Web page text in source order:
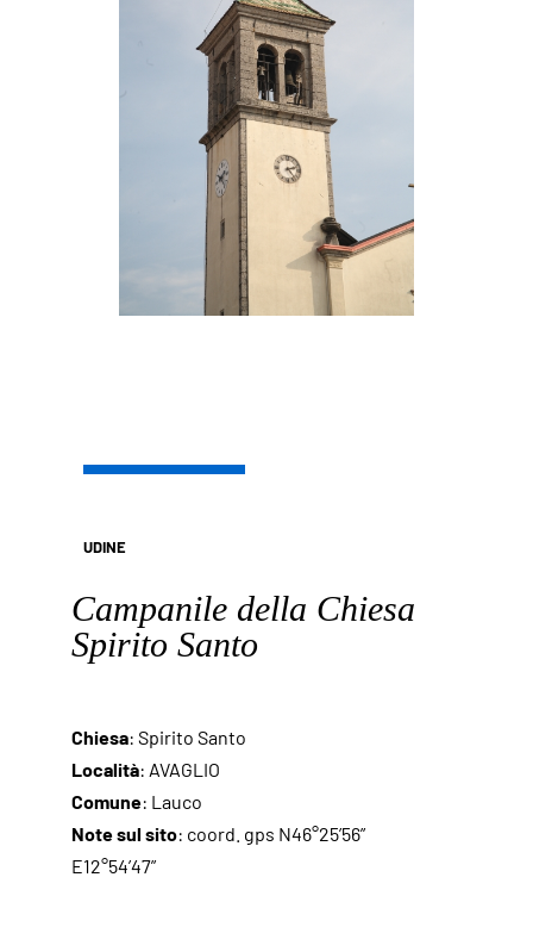
UDINE
Campanile della Chiesa
Spirito Santo
Chiesa: Spirito Santo
Località: AVAGLIO
Comune: Lauco
Note sul sito: coord. gps N46°25’56”
E12°54’47”